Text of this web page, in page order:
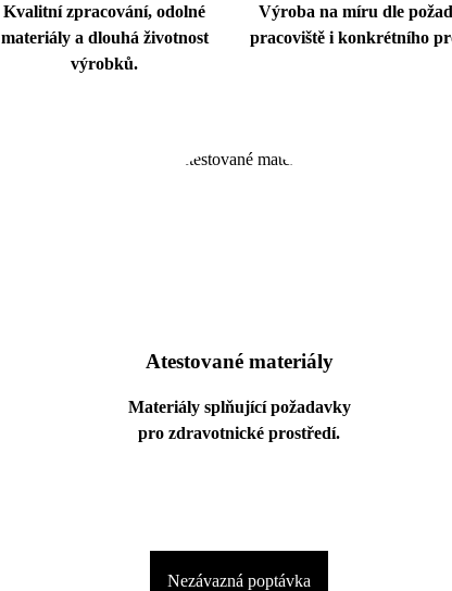
Kvalitní zpracování, odolné
materiály a dlouhá životnost
výrobků.
Výroba na míru dle
pracoviště i konkrétního
Atestované materiály
Materiály splňující požadavky
pro zdravotnické prostředí.
Nezávazná poptávka